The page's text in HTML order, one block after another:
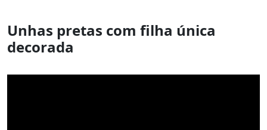
Unhas pretas com filha única
decorada